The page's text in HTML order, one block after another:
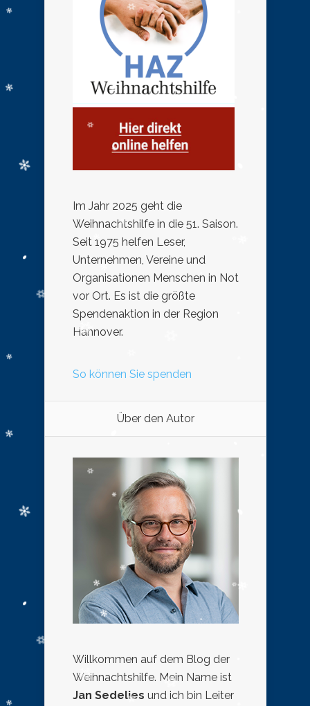
Im Jahr 2025 geht die
Weihnachtshilfe in die 51. Saison.
Seit 1975 helfen Leser,
Unternehmen, Vereine und
Organisationen Menschen in Not
vor Ort. Es ist die größte
Spendenaktion in der Region
Hannover.
So können Sie spenden
Über den Autor
Willkommen auf dem Blog der
Weihnachtshilfe. Mein Name ist
Jan Sedelies und ich bin Leiter